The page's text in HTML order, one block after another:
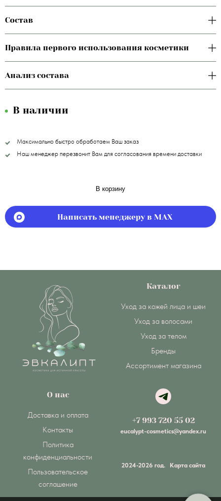
Состав
Правила первого использования косметики
Анализ состава
В наличии
Максимально быстро обработаем Ваш заказ
Наш менеджер перезвонит Вам для согласования времени доставки
В корзину
Написать менеджеру в MAX
Каталог
Уход за кожей лица и шеи
Уход за волосами
Уход за телом
Бренды
Ассортимент магазина
О нас
Доставка и оплата
Контакты
Политика
конфиденциальности
Пользовательское
соглашение
+7 993 720 55 02
eucalypt-cosmetics@yandex.ru
2024-2026 год. Карта сайта